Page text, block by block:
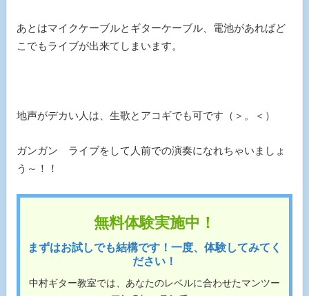
あとはマイクケーブルとギターケーブル、電池があればど
こでもライブが出来てしまいます。
地声がデカい人は、生歌とアコギでも可です（＞。＜）
ガンガン ライブをして人前での演奏になれちゃいましょ
う～！！
無料体験実施中！
まずはお試しでも結構です！一度、体験してみてく
ださい！
中村ギター教室では、あなたのレベルに合わせたマンツー